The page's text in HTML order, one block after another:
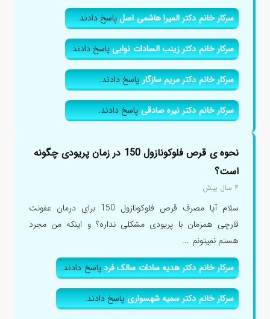
سرکار خانم دکتر المیرا هاشمی اصلپاسخ دادند.
سرکار خانم دکتر زینب السادات نوابیپاسخ دادند.
سرکار خانم دکتر مریم سازگارپاسخ دادند.
سرکار خانم دکتر نیره صادقیپاسخ دادند.
نحوه ی قرص فلوکونازول 150 در زمان پریودی چگونه
است؟
۴ سال پیش
سلام آیا مصرف قرص فلوکونازول 150 برای درمان عفونت
قارچی همزمان با پریودی مشکلی نداره؟ و اینکه من مجرد
هستم نمیتونم ...
سرکار خانم دکتر هدیه سادات سالک فردپاسخ دادند.
سرکار خانم دکتر سمیه شهسواریپاسخ دادند.